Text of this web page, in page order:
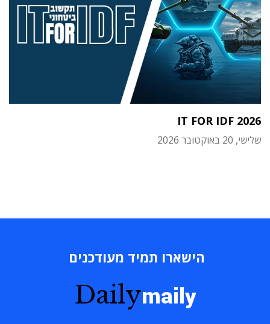
IT FOR IDF 2026
שלישי, 20 באוקטובר 2026
הישארו תמיד מעודכנים
Dailymaily